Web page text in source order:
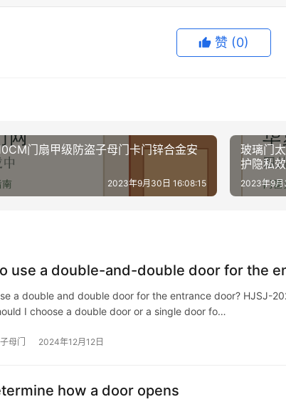
赞 (0)
门扇甲级防盗子母门卡门锌合金安
2023年9月30日 16:08:15
玻璃门
护隐私
2023年9月
use a double-and-double door for the
a double and double door for the entrance door? HJSJ-
I choose a double door or a single door fo…
子母门 2024年12月12日
how a door opens